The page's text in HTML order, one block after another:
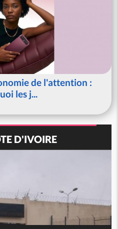
de l'attention :
les j...
D'IVOIRE